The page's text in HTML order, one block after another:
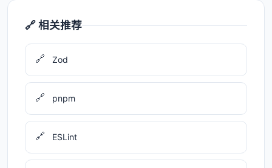
🔗 相关推荐
🔗 Zod
🔗 pnpm
🔗 ESLint